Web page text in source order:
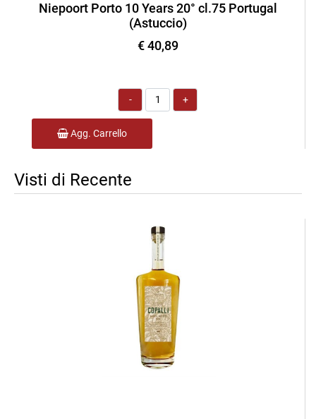
Niepoort Porto 10 Years 20° cl.75 Portugal
(Astuccio)
€ 40,89
Quantità
Agg. Carrello
Visti di Recente